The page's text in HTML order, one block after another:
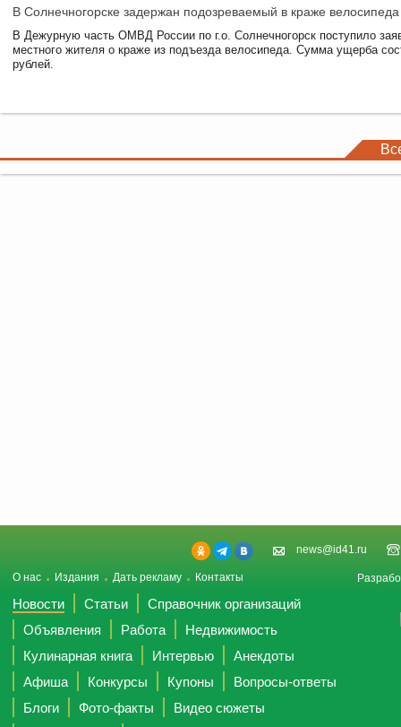
В Солнечногорске задержан подозреваемый в краже велосипеда
В Дежурную часть ОМВД России по г.о. Солнечногорск поступило
местного жителя о краже из подъезда велосипеда. Сумма ущерба
рублей.
news@id41.ru
О нас Издания Дать рекламу Контакты
Новости Статьи
Справочник организаций
Объявления
Работа
Недвижимость
Кулинарная книга
Интервью
Анекдоты
Афиша
Конкурсы Купоны
Вопросы-ответы
Блоги
Фото-факты
Видео сюжеты